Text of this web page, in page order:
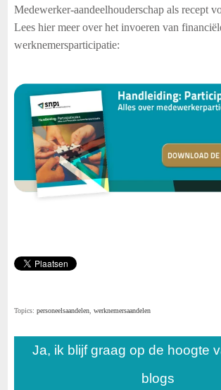
Medewerker-aandeelhouderschap als recept
Lees hier meer over het invoeren van
werknemersparticipatie:
Topics:personeelsaandelen ,werknemersaandelen
Ja, ik blijf graag op de hoogte
blogs